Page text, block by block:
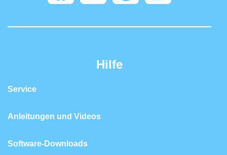
Hilfe
Service
Anleitungen und Videos
Software-Downloads